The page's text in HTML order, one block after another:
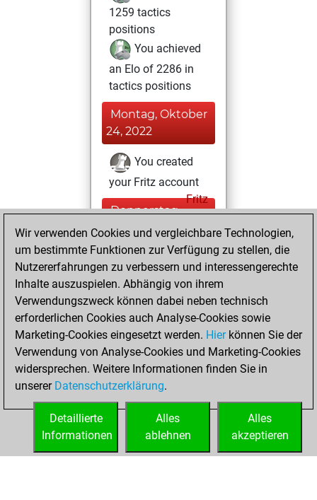
1259 tactics
positions
You achieved
an Elo of 2286 in
tactics positions
Montag, Oktober
24, 2022
You created
your Fritz account
Fritz
Donnerstag,
August 13, 2015
You played 57
blitz games
Play
You scored +31
=2 -24 in blitz
You played 343
bullet games
You scored
bullet
Wir verwenden Cookies und vergleichbare Technologien,
um bestimmte Funktionen zur Verfügung zu stellen, die
Nutzererfahrungen zu verbessern und interessengerechte
Inhalte auszuspielen. Abhängig von ihrem
Verwendungszweck können dabei neben technisch
erforderlichen Cookies auch Analyse-Cookies sowie
Marketing-Cookies eingesetzt werden. Hierkönnen Sie der
Verwendung von Analyse-Cookies und Marketing-Cookies
widersprechen. Weitere Informationen finden Sie in
unserer Datenschutzerklärung.
Alles
akzeptieren
Alles
ablehnen
Detaillierte
Informationen